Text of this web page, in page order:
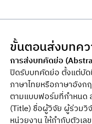
ขั้นตอนส่งบทค
การส่งบทคัดย่อ
ปิดรับบทคัดย่อ ตั้งแต่บั
ภาษาไทยหรือภาษาอัง
ตามแบบฟอร์มที่กำหนด
(Title) ชื่อผู้วิจัย ผู้ร่วมวิ
หน่วยงาน ให้กำกับตัวเ